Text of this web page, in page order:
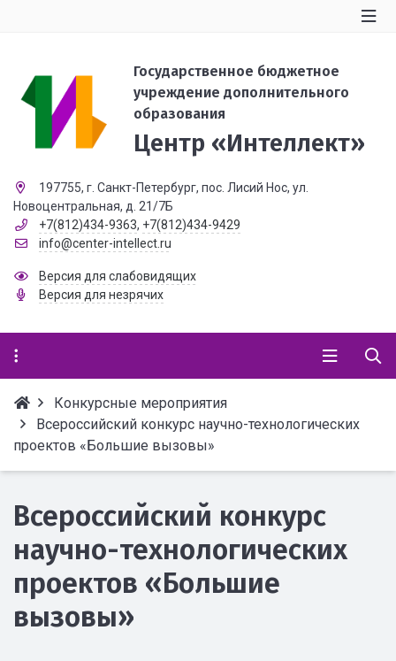
Государственное бюджетное
учреждение дополнительного
образования
Центр «Интеллект»
197755, г. Санкт-Петербург, пос. Лисий Нос, ул.
Новоцентральная, д. 21/7Б
+7(812)434-9363, +7(812)434-9429
info@center-intellect.ru
Версия для слабовидящих
Версия для незрячих
Конкурсные мероприятия
Всероссийский конкурс научно-технологических
проектов «Большие вызовы»
Всероссийский конкурс
научно-технологических
проектов «Большие
вызовы»